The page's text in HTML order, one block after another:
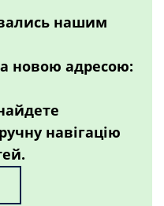
нашим
новою адресою:
навігацію